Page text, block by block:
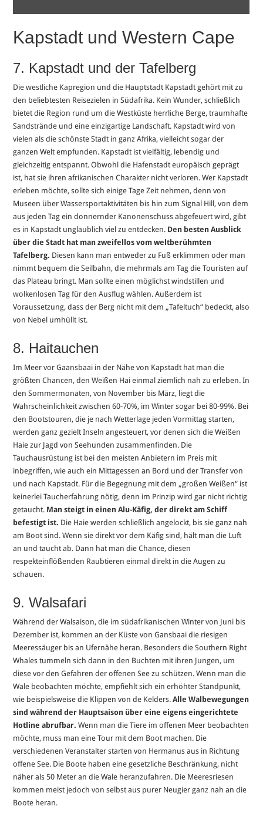
Kapstadt und Western Cape
7. Kapstadt und der Tafelberg
Die westliche Kapregion und die Hauptstadt Kapstadt gehört mit zu
den beliebtesten Reisezielen in Südafrika. Kein Wunder, schließlich
bietet die Region rund um die Westküste herrliche Berge, traumhafte
Sandstrände und eine einzigartige Landschaft. Kapstadt wird von
vielen als die schönste Stadt in ganz Afrika, vielleicht sogar der
ganzen Welt empfunden. Kapstadt ist vielfältig, lebendig und
gleichzeitig entspannt. Obwohl die Hafenstadt europäisch geprägt
ist, hat sie ihren afrikanischen Charakter nicht verloren. Wer Kapstadt
erleben möchte, sollte sich einige Tage Zeit nehmen, denn von
Museen über Wassersportaktivitäten bis hin zum Signal Hill, von dem
aus jeden Tag ein donnernder Kanonenschuss abgefeuert wird, gibt
es in Kapstadt unglaublich viel zu entdecken. Den besten Ausblick
über die Stadt hat man zweifellos vom weltberühmten
Tafelberg. Diesen kann man entweder zu Fuß erklimmen oder man
nimmt bequem die Seilbahn, die mehrmals am Tag die Touristen auf
das Plateau bringt. Man sollte einen möglichst windstillen und
wolkenlosen Tag für den Ausflug wählen. Außerdem ist
Voraussetzung, dass der Berg nicht mit dem „Tafeltuch“ bedeckt, also
von Nebel umhüllt ist.
8. Haitauchen
Im Meer vor Gaansbaai in der Nähe von Kapstadt hat man die
größten Chancen, den Weißen Hai einmal ziemlich nah zu erleben. In
den Sommermonaten, von November bis März, liegt die
Wahrscheinlichkeit zwischen 60-70%, im Winter sogar bei 80-99%. Bei
den Bootstouren, die je nach Wetterlage jeden Vormittag starten,
werden ganz gezielt Inseln angesteuert, vor denen sich die Weißen
Haie zur Jagd von Seehunden zusammenfinden. Die
Tauchausrüstung ist bei den meisten Anbietern im Preis mit
inbegriffen, wie auch ein Mittagessen an Bord und der Transfer von
und nach Kapstadt. Für die Begegnung mit dem „großen Weißen“ ist
keinerlei Taucherfahrung nötig, denn im Prinzip wird gar nicht richtig
getaucht. Man steigt in einen Alu-Käfig, der direkt am Schiff
befestigt ist. Die Haie werden schließlich angelockt, bis sie ganz nah
am Boot sind. Wenn sie direkt vor dem Käfig sind, hält man die Luft
an und taucht ab. Dann hat man die Chance, diesen
respekteinflößenden Raubtieren einmal direkt in die Augen zu
schauen.
9. Walsafari
Während der Walsaison, die im südafrikanischen Winter von Juni bis
Dezember ist, kommen an der Küste von Gansbaai die riesigen
Meeressäuger bis an Ufernähe heran. Besonders die Southern Right
Whales tummeln sich dann in den Buchten mit ihren Jungen, um
diese vor den Gefahren der offenen See zu schützen. Wenn man die
Wale beobachten möchte, empfiehlt sich ein erhöhter Standpunkt,
wie beispielsweise die Klippen von de Kelders.Alle Walbewegungen
sind während der Hauptsaison über eine eigens eingerichtete
Hotline abrufbar. Wenn man die Tiere im offenen Meer beobachten
möchte, muss man eine Tour mit dem Boot machen. Die
verschiedenen Veranstalter starten von Hermanus aus in Richtung
offene See. Die Boote haben eine gesetzliche Beschränkung, nicht
näher als 50 Meter an die Wale heranzufahren. Die Meeresriesen
kommen meist jedoch von selbst aus purer Neugier ganz nah an die
Boote heran.